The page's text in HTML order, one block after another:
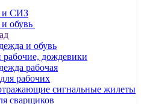
и СИЗ
обувь
и обувь
дождевики
рабочая
рабочих
сигнальные жилеты
сварщиков